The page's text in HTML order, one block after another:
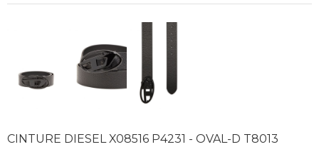
CINTURE DIESEL X08516 P4231 - OVAL-D T8013